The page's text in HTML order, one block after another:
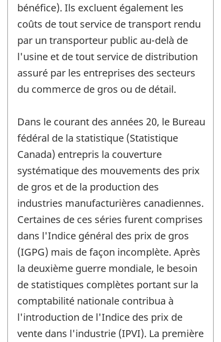
bénéfice). Ils excluent également les
coûts de tout service de transport rendu
par un transporteur public au-delà de
l'usine et de tout service de distribution
assuré par les entreprises des secteurs
du commerce de gros ou de détail.
Dans le courant des années 20, le Bureau
fédéral de la statistique (Statistique
Canada) entrepris la couverture
systématique des mouvements des prix
de gros et de la production des
industries manufacturières canadiennes.
Certaines de ces séries furent comprises
dans l'Indice général des prix de gros
(IGPG) mais de façon incomplète. Après
la deuxième guerre mondiale, le besoin
de statistiques complètes portant sur la
comptabilité nationale contribua à
l'introduction de l'Indice des prix de
vente dans l'industrie (IPVI). La première